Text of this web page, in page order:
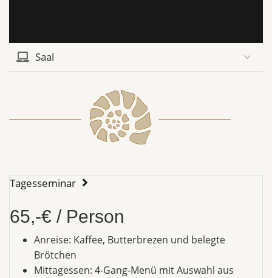
Saal
Tagesseminar
65,-€ / Person
Anreise: Kaffee, Butterbrezen und belegte
Brötchen
Mittagessen: 4-Gang-Menü mit Auswahl aus